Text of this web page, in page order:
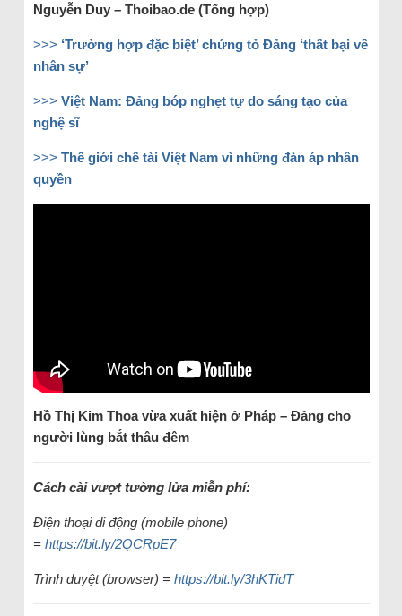
Nguyễn Duy – Thoibao.de (Tổng hợp)
>>> ‘Trường hợp đặc biệt’ chứng tỏ Đảng ‘thất bại về
nhân sự’
>>> Việt Nam: Đảng bóp nghẹt tự do sáng tạo của
nghệ sĩ
>>> Thế giới chế tài Việt Nam vì những đàn áp nhân
quyền
Hồ Thị Kim Thoa vừa xuất hiện ở Pháp – Đảng cho
người lùng bắt thâu đêm
Cách cài vượt tường lửa miễn phí:
Điện thoại di động (mobile phone)
= https://bit.ly/2QCRpE7
Trình duyệt (browser) = https://bit.ly/3hKTidT